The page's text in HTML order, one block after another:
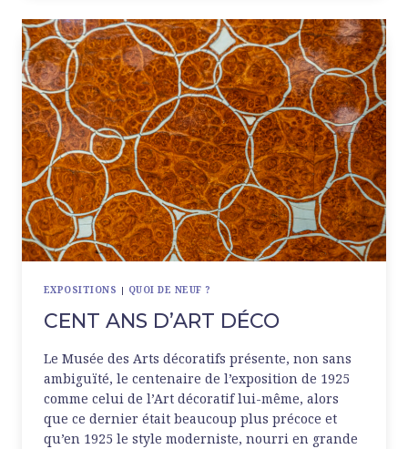
LOUIS
VUITTON
EXPOSITIONS | QUOI DE NEUF ?
CENT ANS D’ART DÉCO
Le Musée des Arts décoratifs présente, non sans
ambiguïté, le centenaire de l’exposition de 1925
comme celui de l’Art décoratif lui-même, alors
que ce dernier était beaucoup plus précoce et
qu’en 1925 le style moderniste, nourri en grande